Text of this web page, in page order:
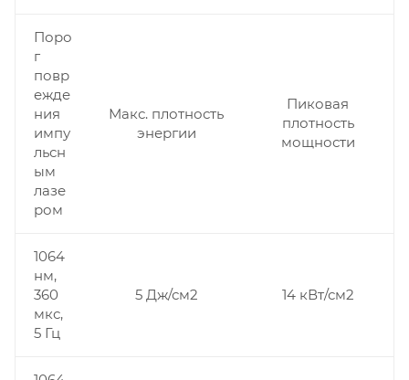
Поро
г
повр
ежде
ния
импу
льсн
ым
лазе
ром
Макс. плотность
энергии
Пиковая
плотность
мощности
1064
нм,
360
мкс,
5 Гц
5 Дж/см2 14 кВт/см2